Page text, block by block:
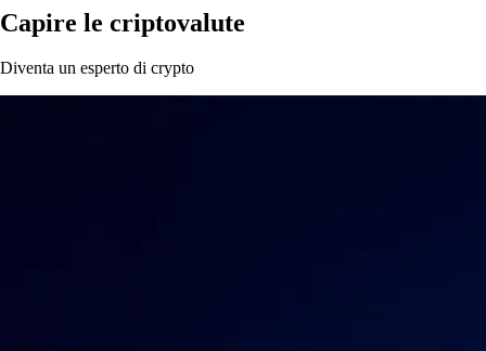
Capire le criptovalute
Diventa un esperto di crypto